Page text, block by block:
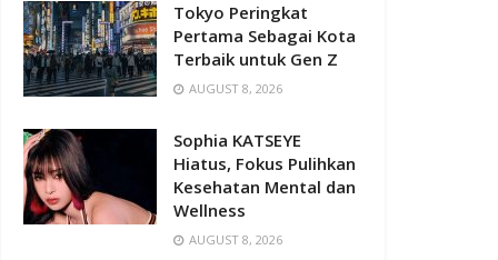
Tokyo Peringkat
Pertama Sebagai Kota
Terbaik untuk Gen Z
AUGUST 8, 2026
Sophia KATSEYE
Hiatus, Fokus Pulihkan
Kesehatan Mental dan
Wellness
AUGUST 8, 2026